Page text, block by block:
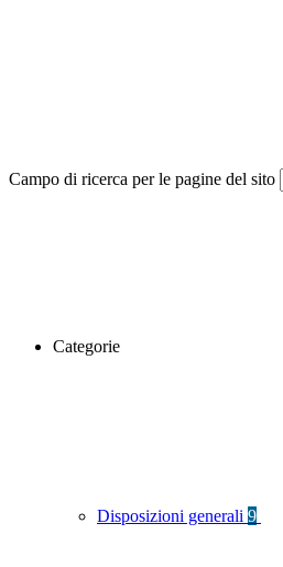
Campo di ricerca per le pagine del sito
Categorie
Disposizioni generali 9